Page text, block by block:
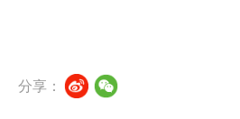
分享：